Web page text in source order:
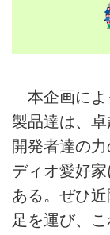
本企画によ
製品達は、
開発者達の
ディオ愛好
ある。ぜひ
足を運び、